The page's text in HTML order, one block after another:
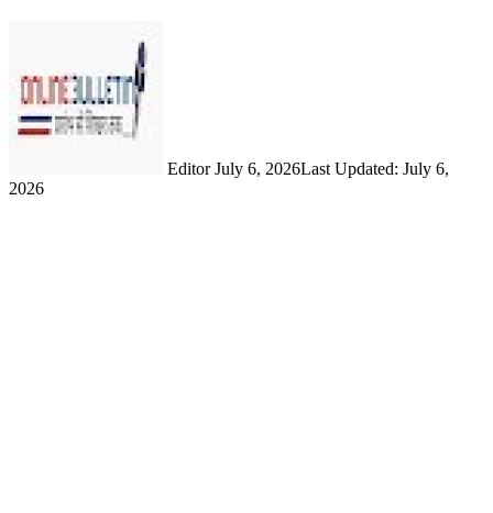
Editor July 6, 2026Last Updated: July 6,
2026